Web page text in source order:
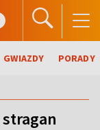
GWIAZDY PORADY
stragan